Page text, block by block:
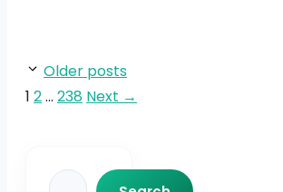
Older posts
Page
1 Page
2… Page
238 Next →